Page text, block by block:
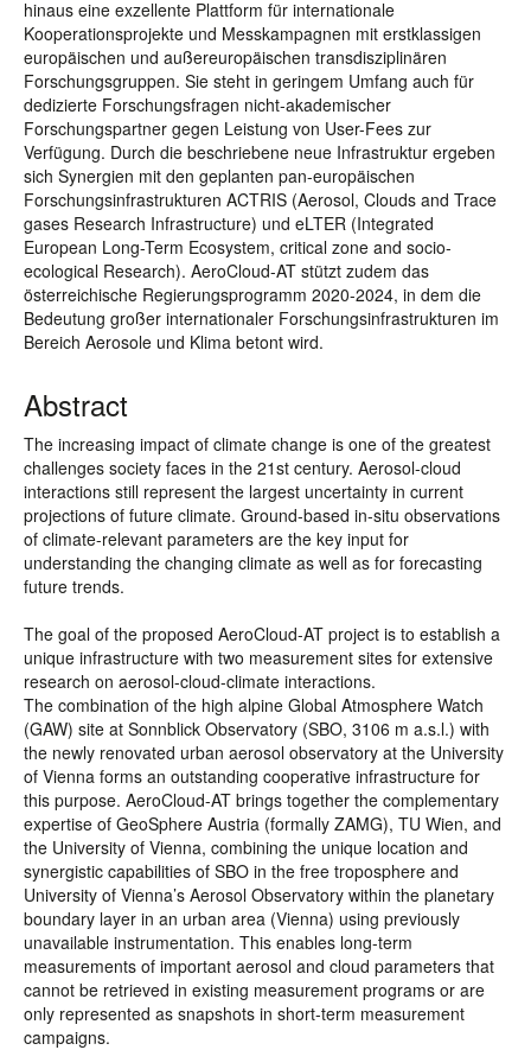
hinaus eine exzellente Plattform für internationale
Kooperationsprojekte und Messkampagnen mit erstklassigen
europäischen und außereuropäischen transdisziplinären
Forschungsgruppen. Sie steht in geringem Umfang auch für
dedizierte Forschungsfragen nicht-akademischer
Forschungspartner gegen Leistung von User-Fees zur
Verfügung. Durch die beschriebene neue Infrastruktur ergeben
sich Synergien mit den geplanten pan-europäischen
Forschungsinfrastrukturen ACTRIS (Aerosol, Clouds and Trace
gases Research Infrastructure) und eLTER (Integrated
European Long-Term Ecosystem, critical zone and socio-
ecological Research). AeroCloud-AT stützt zudem das
österreichische Regierungsprogramm 2020-2024, in dem die
Bedeutung großer internationaler Forschungsinfrastrukturen im
Bereich Aerosole und Klima betont wird.
Abstract
The increasing impact of climate change is one of the greatest
challenges society faces in the 21st century. Aerosol-cloud
interactions still represent the largest uncertainty in current
projections of future climate. Ground-based in-situ observations
of climate-relevant parameters are the key input for
understanding the changing climate as well as for forecasting
future trends.
The goal of the proposed AeroCloud-AT project is to establish a
unique infrastructure with two measurement sites for extensive
research on aerosol-cloud-climate interactions.
The combination of the high alpine Global Atmosphere Watch
(GAW) site at Sonnblick Observatory (SBO, 3106 m a.s.l.) with
the newly renovated urban aerosol observatory at the University
of Vienna forms an outstanding cooperative infrastructure for
this purpose. AeroCloud-AT brings together the complementary
expertise of GeoSphere Austria (formally ZAMG), TU Wien, and
the University of Vienna, combining the unique location and
synergistic capabilities of SBO in the free troposphere and
University of Vienna’s Aerosol Observatory within the planetary
boundary layer in an urban area (Vienna) using previously
unavailable instrumentation. This enables long-term
measurements of important aerosol and cloud parameters that
cannot be retrieved in existing measurement programs or are
only represented as snapshots in short-term measurement
campaigns.